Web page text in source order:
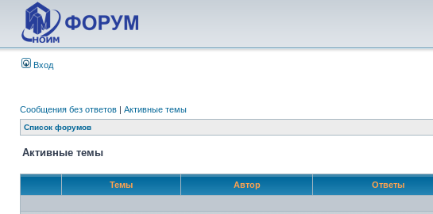
Вход
Сообщения без ответов | Активные темы
Список форумов
Активные темы
Темы Автор Ответы